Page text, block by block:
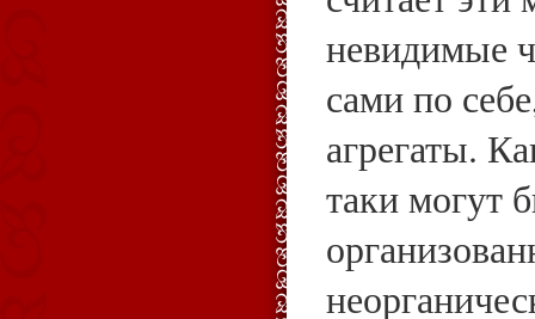
невидимые
сами по
агрегаты.
таки могут